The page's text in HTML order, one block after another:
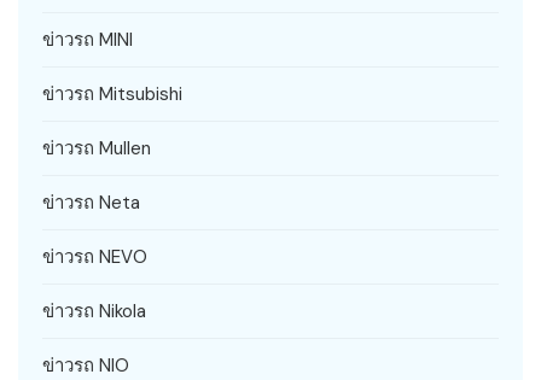
ข่าวรถ MINI
ข่าวรถ Mitsubishi
ข่าวรถ Mullen
ข่าวรถ Neta
ข่าวรถ NEVO
ข่าวรถ Nikola
ข่าวรถ NIO